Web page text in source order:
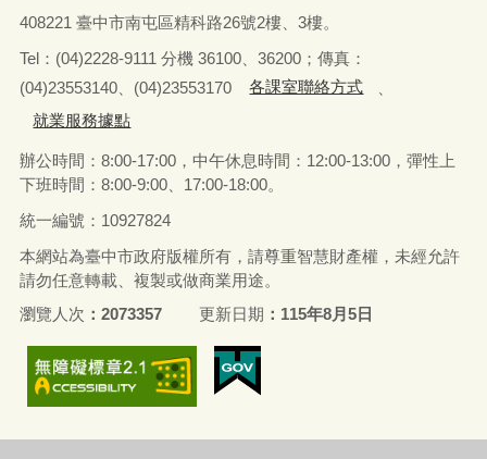
408221 臺中市南屯區精科路26號2樓、3樓。
Tel： (04)2228-9111 分機 36100、36200；傳真：
(04)23553140、(04)23553170
各課室聯絡方式
就業服務據點
辦公時間：8:00-17:00，中午休息時間：12:00-13:00， 彈性上
下班時間：8:00-9:00、17:00-18:00。
統一編號：10927824
本網站為臺中市政府版權所有，請尊重智慧財產權，未經允許
請勿任意轉載、複製或做商業用途。
瀏覽人次
2073357 更新日期 115年8月5日